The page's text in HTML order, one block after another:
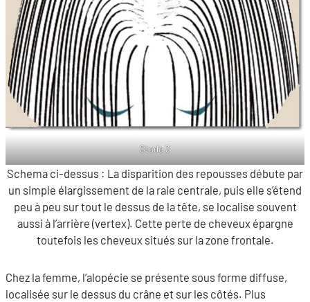
Stade 3
Schema ci-dessus : La disparition des repousses débute par
un simple élargissement de la raie centrale, puis elle s’étend
peu à peu sur tout le dessus de la tête, se localise souvent
aussi à l’arrière (vertex). Cette perte de cheveux épargne
toutefois les cheveux situés sur la zone frontale.
Chez la femme, l’alopécie se présente sous forme diffuse,
localisée sur le dessus du crâne et sur les côtés. Plus